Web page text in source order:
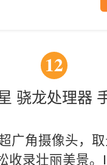
12
骁龙处理器
广角摄像头，
收录壮丽美景。